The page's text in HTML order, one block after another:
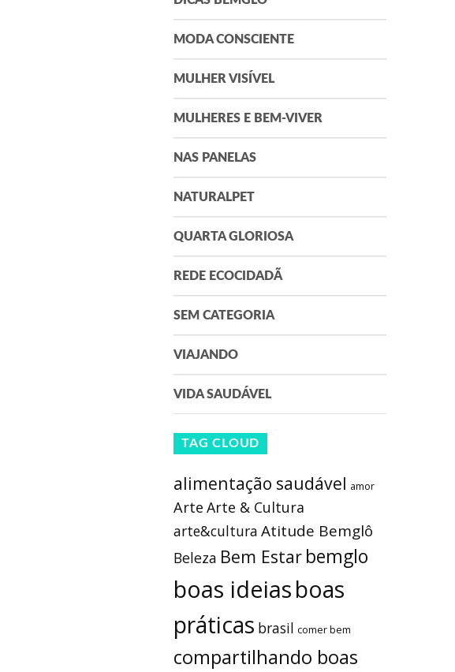
MODA CONSCIENTE
MULHER VISÍVEL
MULHERES E BEM-VIVER
NAS PANELAS
NATURALPET
QUARTA GLORIOSA
REDE ECOCIDADÃ
SEM CATEGORIA
VIAJANDO
VIDA SAUDÁVEL
TAG CLOUD
alimentação saudável amor
Arte Arte & Cultura
arte&cultura Atitude Bemglô
Beleza Bem Estar bemglo
boas ideiasboas
práticas brasil comer bem
compartilhando boas